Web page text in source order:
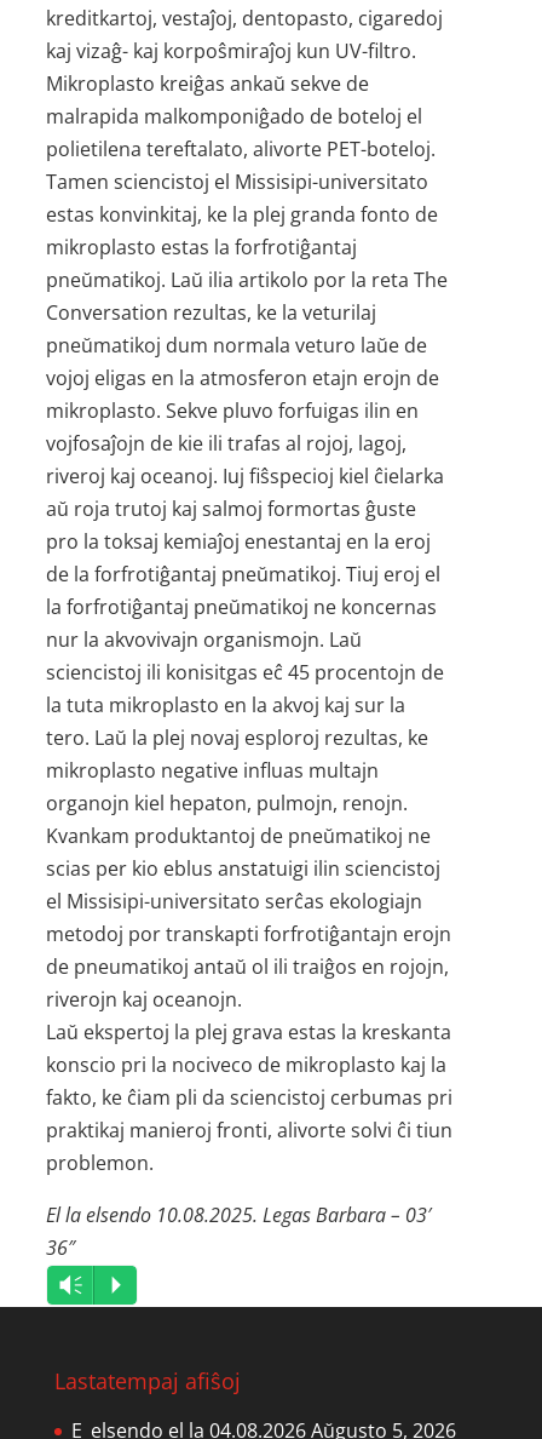
kreditkartoj, vestaĵoj, dentopasto, cigaredoj
kaj vizaĝ- kaj korpoŝmiraĵoj kun UV-filtro.
Mikroplasto kreiĝas ankaŭ sekve de
malrapida malkomponiĝado de boteloj el
polietilena tereftalato, alivorte PET-boteloj.
Tamen sciencistoj el Missisipi-universitato
estas konvinkitaj, ke la plej granda fonto de
mikroplasto estas la forfrotiĝantaj
pneŭmatikoj. Laŭ ilia artikolo por la reta The
Conversation rezultas, ke la veturilaj
pneŭmatikoj dum normala veturo laŭe de
vojoj eligas en la atmosferon etajn erojn de
mikroplasto. Sekve pluvo forfuigas ilin en
vojfosaĵojn de kie ili trafas al rojoj, lagoj,
riveroj kaj oceanoj. Iuj fiŝspecioj kiel ĉielarka
aŭ roja trutoj kaj salmoj formortas ĝuste
pro la toksaj kemiaĵoj enestantaj en la eroj
de la forfrotiĝantaj pneŭmatikoj. Tiuj eroj el
la forfrotiĝantaj pneŭmatikoj ne koncernas
nur la akvovivajn organismojn. Laŭ
sciencistoj ili konisitgas eĉ 45 procentojn de
la tuta mikroplasto en la akvoj kaj sur la
tero. Laŭ la plej novaj esploroj rezultas, ke
mikroplasto negative influas multajn
organojn kiel hepaton, pulmojn, renojn.
Kvankam produktantoj de pneŭmatikoj ne
scias per kio eblus anstatuigi ilin sciencistoj
el Missisipi-universitato serĉas ekologiajn
metodoj por transkapti forfrotiĝantajn erojn
de pneumatikoj antaŭ ol ili traiĝos en rojojn,
riverojn kaj oceanojn.
Laŭ ekspertoj la plej grava estas la kreskanta
konscio pri la nociveco de mikroplasto kaj la
fakto, ke ĉiam pli da sciencistoj cerbumas pri
praktikaj manieroj fronti, alivorte solvi ĉi tiun
problemon.
El la elsendo 10.08.2025. Legas Barbara – 03′
36″
Audio
Player
Vm P
Lastatempaj afiŝoj
E_elsendo el la 04.08.2026Aŭgusto 5, 2026